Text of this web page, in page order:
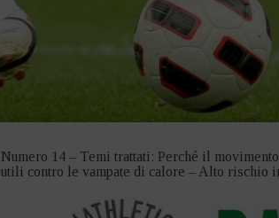
Numero 14 – Temi trattati: Perché il
utili contro le vampate di calore – Alto rischio